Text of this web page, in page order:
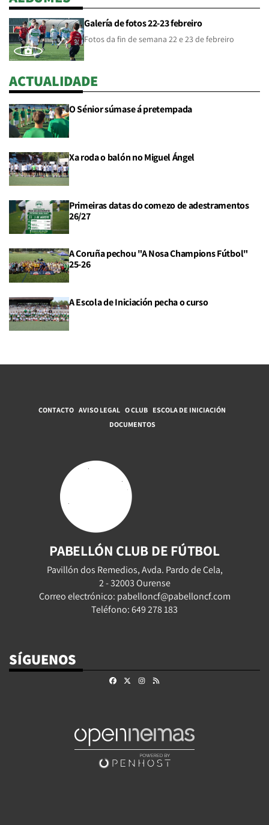
Galería de fotos 22-23 febreiro
Fotos da fin de semana 22 e 23 de febreiro
ACTUALIDADE
O Sénior súmase á pretempada
Xa roda o balón no Miguel Ángel
Primeiras datas do comezo de adestramentos
26/27
A Coruña pechou "A Nosa Champions Fútbol"
25-26
A Escola de Iniciación pecha o curso
CONTACTO AVISO LEGAL O CLUB ESCOLA DE INICIACIÓN
DOCUMENTOS
PABELLÓN CLUB DE FÚTBOL
Pavillón dos Remedios, Avda. Pardo de Cela,
2 - 32003 Ourense
Correo electrónico: pabelloncf@pabelloncf.com
Teléfono: 649 278 183
SÍGUENOS
FacebookInstagram